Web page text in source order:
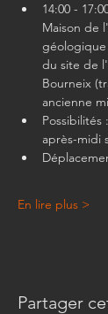
14:00 -
Maison de
du site de
Bourneix
ancienne
après-midi
En lire plus >
Partager